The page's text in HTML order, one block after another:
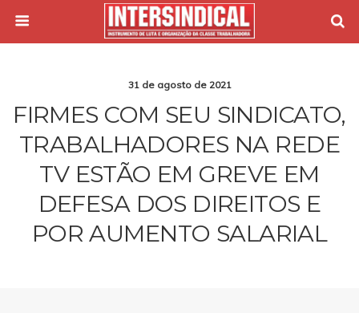
31 de agosto de 2021
FIRMES COM SEU SINDICATO,
TRABALHADORES NA REDE
TV ESTÃO EM GREVE EM
DEFESA DOS DIREITOS E
POR AUMENTO SALARIAL